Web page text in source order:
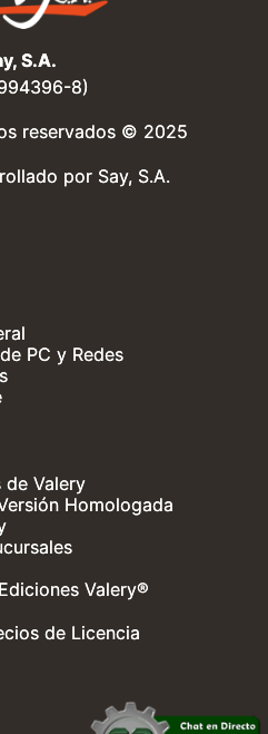
S.A.
8)
reservados © 2025
por Say, S.A.
PC y Redes
de Valery
Homologada
Valery®
de Licencia